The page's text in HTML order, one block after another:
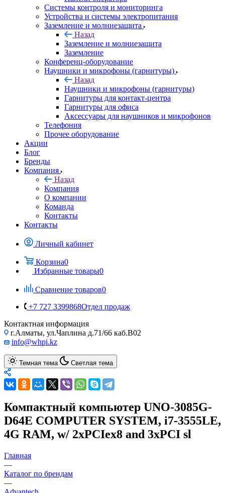
Системы контроля и мониторинга
Устройства и системы электропитания
Заземление и молниезащита
Назад
Заземление и молниезащита
Заземление
Конференц-оборудование
Наушники и микрофоны (гарнитуры)
Назад
Наушники и микрофоны (гарнитуры)
Гарнитуры для контакт-центра
Гарнитуры для офиса
Аксессуары для наушников и микрофонов
Телефония
Прочее оборудование
Акции
Блог
Бренды
Компания
Назад
Компания
О компании
Команда
Контакты
Контакты
Личный кабинет
Корзина0
Избранные товары0
Сравнение товаров0
+7 727 3399868Отдел продаж
Контактная информация
г.Алматы, ул.Чаплина д.71/66 каб.B02
info@whpi.kz
Темная тема Светлая тема
Компактный компьютер UNO-3085G-
D64E COMPUTER SYSTEM, i7-3555LE,
4G RAM, w/ 2xPCIex8 and 3xPCI sl
Главная
—
Каталог по брендам
—